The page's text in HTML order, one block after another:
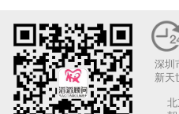
深圳
新天